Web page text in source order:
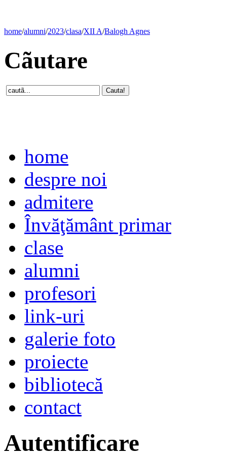
home/alumni/2023/clasa/XII A/Balogh Agnes
Cãutare
home
despre noi
admitere
Învăţământ primar
clase
alumni
profesori
link-uri
galerie foto
proiecte
bibliotecă
contact
Autentificare